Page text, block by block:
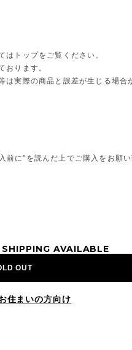
はトップをご覧ください。
おります。
は実際の商品と誤差が生じる場合
に"を読んだ上でご購入をお願い
AVAILABLE
OUT
住まいの方向け